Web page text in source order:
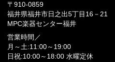
〒910-0859
福井県福井市日之出5丁目16－21
MPC楽器センター福井
営業時間／
月～土:11:00～19:00
日祝:10:00～18:00 水曜定休